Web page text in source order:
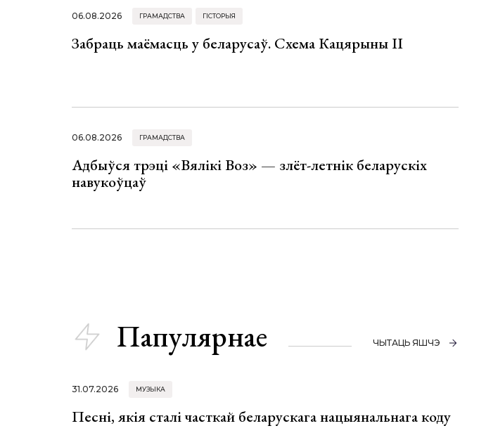
06.08.2026 ГРАМАДСТВА ГІСТОРЫЯ
Забраць маёмасць у беларусаў. Схема Кацярыны ІІ
06.08.2026 ГРАМАДСТВА
Адбыўся трэці «Вялікі Воз» — злёт-летнік беларускіх
навукоўцаў
Папулярнае ЧЫТАЦЬ ЯШЧЭ
31.07.2026 МУЗЫКА
Песні, якія сталі часткай беларускага нацыянальнага коду